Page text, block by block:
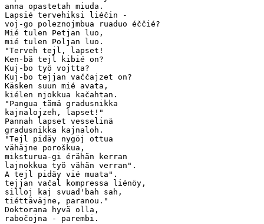
anna opastetah miuda.
Lapsié tervehiksi liéčin -
voj-go poleznojmbua ruaduo éččié?
Mié tulen Petjan luo,
mié tulen Poljan luo.
"Terveh tejl, lapset!
Ken-bä tejl kibié on?
Kuj-bo työ vojtta?
Kuj-bo tejjan vaččajzet on?
Käsken suun mié avata,
kiélen njokkua kačahtan.
"Pangua tämä gradusnikka
kajnalojzeh, lapset!"
Pannah lapset vesselinä
gradusnikka kajnaloh.
"Tejl pidäy nygöj ottua
vähäjne poroškua,
miksturua-gi érähän kerran
lajnokkua työ vähän verran".
A tejl pidäy vié muata".
tejjan vačal kompressa liénöy,
silloj kaj svuad'bah sah,
tiéttäväjne, paranou."
Doktorana hyvä olla,
rabočojna - parembi.